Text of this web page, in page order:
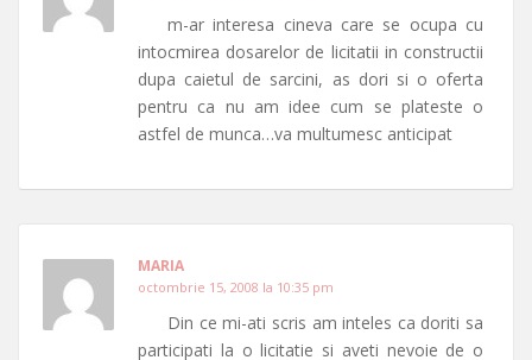
m-ar interesa cineva care se ocupa cu
intocmirea dosarelor de licitatii in constructii
dupa caietul de sarcini, as dori si o oferta
pentru ca nu am idee cum se plateste o
astfel de munca…va multumesc anticipat
MARIA
octombrie 15, 2008 la 10:35 pm
Din ce mi-ati scris am inteles ca doriti sa
participati la o licitatie si aveti nevoie de o